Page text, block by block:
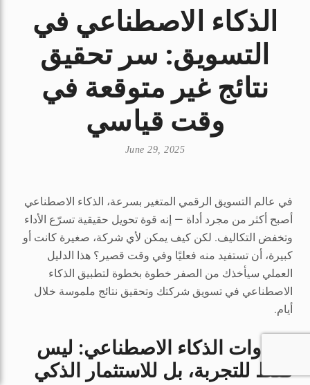
الذكاء الاصطناعي في
التسويق: سر تحقيق
نتائج غير متوقعة في
وقت قياسي
June 29, 2025
في عالم التسويق الرقمي المتغير بسرعة، الذكاء الاصطناعي
أصبح أكثر من مجرد أداة — إنه قوة تحويل حقيقية تسرّع الأداء
وتخفض التكاليف. لكن كيف يمكن لأي شركة، صغيرة كانت أو
كبيرة، أن تستفيد منه فعليًا وفي وقت قصير؟ هذا الدليل
العملي سيأخذك من الصفر خطوة بخطوة لتطبيق الذكاء
الاصطناعي في تسويق شركتك وتحقيق نتائج ملموسة خلال
أيام.
1. أدوات الذكاء الاصطناعي: ليس
فقط للتجربة، بل للاستثمار الذكي